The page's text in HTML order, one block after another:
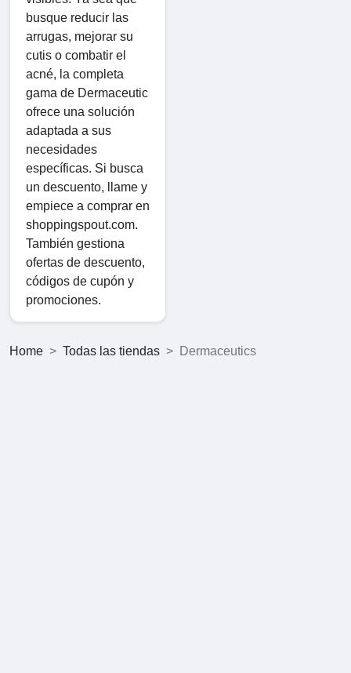
busque reducir las
arrugas, mejorar su
cutis o combatir el
acné, la completa
gama de Dermaceutic
ofrece una solución
adaptada a sus
necesidades
específicas. Si busca
un descuento, llame y
empiece a comprar en
shoppingspout.com.
También gestiona
ofertas de descuento,
códigos de cupón y
promociones.
Home Todas las tiendas Dermaceutics